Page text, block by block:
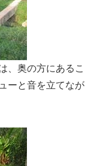
、奥の方にあるこ
ーと音を立てなが